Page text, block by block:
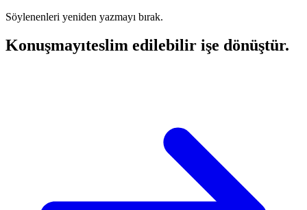
Söylenenleri yeniden yazmayı bırak.
Konuşmayıteslim edilebilir işe dönüştür.